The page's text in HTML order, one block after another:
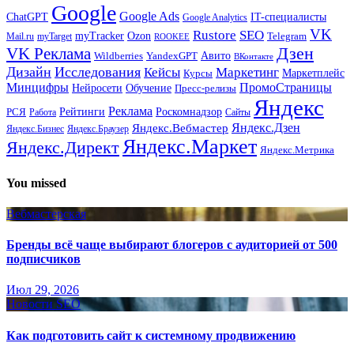
ChatGPT Google Google Ads Google Analytics IT-специалисты
Mail.ru myTarget myTracker Ozon ROOKEE Rustore SEO Telegram VK
VK Реклама Wildberries YandexGPT Авито ВКонтакте Дзен
Дизайн Исследования Кейсы Курсы Маркетинг Маркетплейс
Минцифры Нейросети Обучение Пресс-релизы ПромоСтраницы
РСЯ Работа Рейтинги Реклама Роскомнадзор Сайты Яндекс
Яндекс.Бизнес Яндекс.Браузер Яндекс.Вебмастер Яндекс.Дзен
Яндекс.ДиректЯндекс.Маркет Яндекс.Метрика
You missed
Вебмастерская
Бренды всё чаще выбирают блогеров с аудиторией от 500
подписчиков
Июл 29, 2026
Новости SEO
Как подготовить сайт к системному продвижению